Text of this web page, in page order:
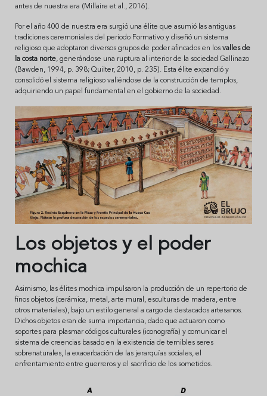
antes de nuestra era (Millaire et al., 2016).
Por el año 400 de nuestra era surgió una élite que asumió las antiguas
tradiciones ceremoniales del periodo Formativo y diseñó un sistema
religioso que adoptaron diversos grupos de poder afincados en losvalles de
la costa norte, generándose una ruptura al interior de la sociedad Gallinazo
(Bawden, 1994, p. 398; Quilter, 2010, p. 235). Esta élite expandió y
consolidó el sistema religioso valiéndose de la construcción de templos,
adquiriendo un papel fundamental en el gobierno de la sociedad.
Los objetos y el poder
mochica
Asimismo, las élites mochica impulsaron la producción de un repertorio de
finos objetos (cerámica, metal, arte mural, esculturas de madera, entre
otros materiales), bajo un estilo general a cargo de destacados artesanos.
Dichos objetos eran de suma importancia, dado que actuaron como
soportes para plasmar códigos culturales (iconografía) y comunicar el
sistema de creencias basado en la existencia de temibles seres
sobrenaturales, la exacerbación de las jerarquías sociales, el
enfrentamiento entre guerreros y el sacrificio de los sometidos.